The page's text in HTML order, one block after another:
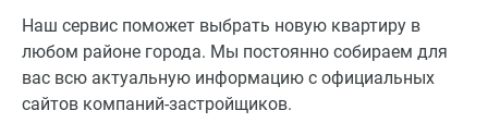
Наш сервис поможет выбрать новую квартиру в
любом районе города. Мы постоянно собираем для
вас всю актуальную информацию с официальных
сайтов компаний-застройщиков.